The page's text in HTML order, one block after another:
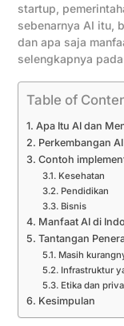
startup,
sebenarnya AI itu,
dan apa saja
selengkapnya
Table of
Apa Itu AI dan
Perkembangan
Contoh
Kesehatan
Pendidikan
Bisnis
Manfaat AI di
Tantangan
Masih
Infrastruktur
Etika dan
Kesimpulan